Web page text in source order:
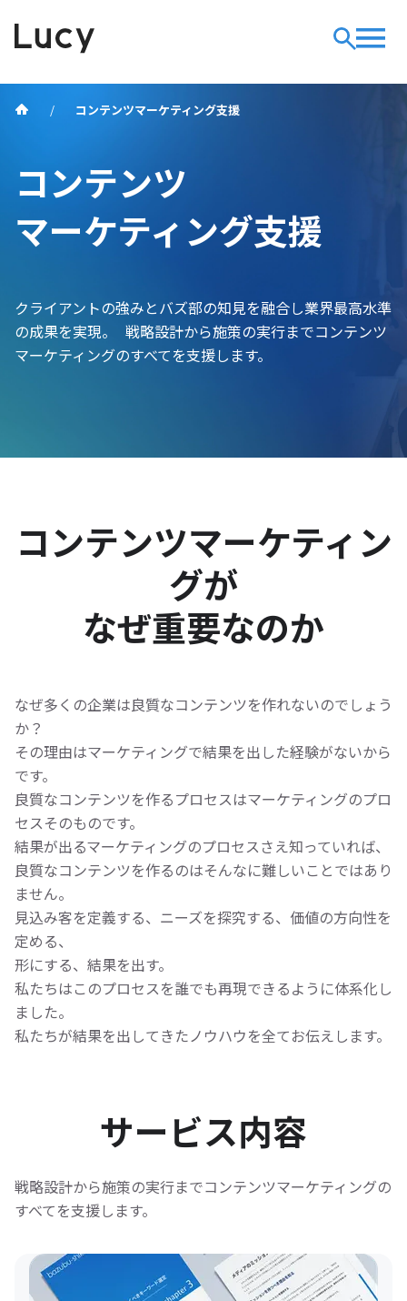
コンテンツマーケティング支援
コンテンツ
マーケティング支援
クライアントの強みとバズ部の知見を融合し業界最高水準
の成果を実現。 戦略設計から施策の実行までコンテンツ
マーケティングのすべてを支援します。
コンテンツマーケティン
グが
なぜ重要なのか
なぜ多くの企業は良質なコンテンツを作れないのでしょう
か？
その理由はマーケティングで結果を出した経験がないから
です。
良質なコンテンツを作るプロセスはマーケティングのプロ
セスそのものです。
結果が出るマーケティングのプロセスさえ知っていれば、
良質なコンテンツを作るのはそんなに難しいことではあり
ません。
見込み客を定義する、ニーズを探究する、価値の方向性を
定める、
形にする、結果を出す。
私たちはこのプロセスを誰でも再現できるように体系化し
ました。
私たちが結果を出してきたノウハウを全てお伝えします。
サービス内容
戦略設計から施策の実行までコンテンツマーケティングの
すべてを支援します。